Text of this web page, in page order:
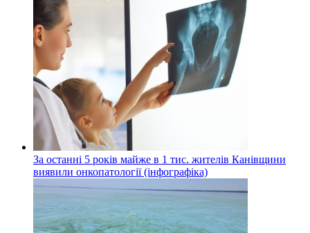
За останні 5 років майже в 1 тис. жителів Канівщини
виявили онкопатології (інфографіка)